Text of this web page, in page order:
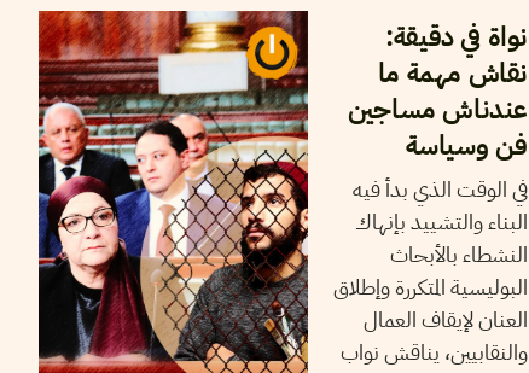
نواة في دقيقة:
نقاش مهمة ما
عندناش مساجين
فن وسياسة
في الوقت الذي بدأ فيه
البناء والتشييد بإنهاك
النشطاء بالأبحاث
البوليسية المتكررة وإطلاق
العنان لإيقاف العمال
والنقابيين، يناقش نواب